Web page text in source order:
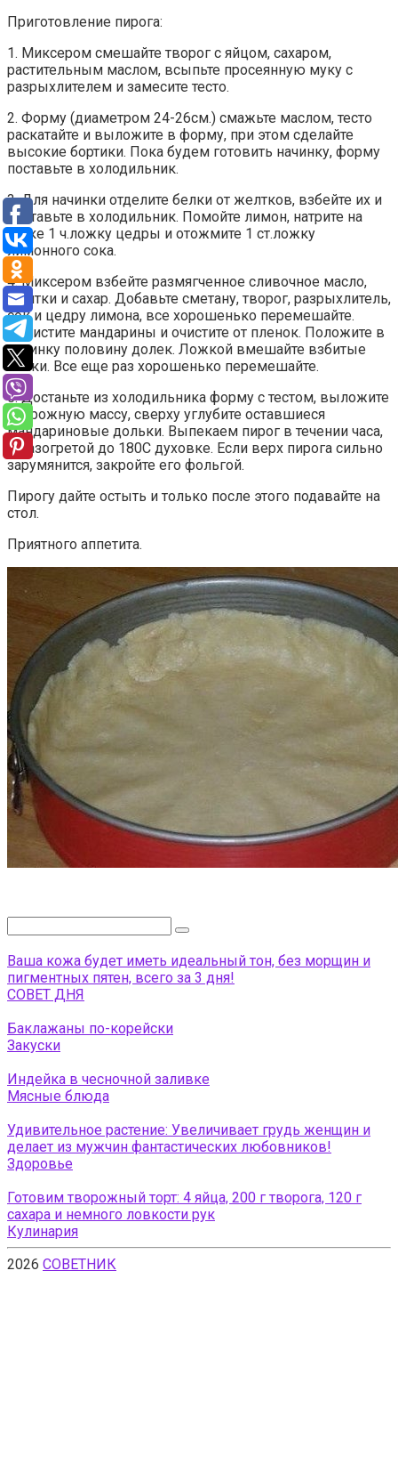
Приготовление пирога:
1. Миксером смешайте творог с яйцом, сахаром,
растительным маслом, всыпьте просеянную муку с
разрыхлителем и замесите тесто.
2. Форму (диаметром 24-26см.) смажьте маслом, тесто
раскатайте и выложите в форму, при этом сделайте
высокие бортики. Пока будем готовить начинку, форму
поставьте в холодильник.
3. Для начинки отделите белки от желтков, взбейте их и
поставьте в холодильник. Помойте лимон, натрите на
терке 1 ч.ложку цедры и отожмите 1 ст.ложку
лимонного сока.
4. Миксером взбейте размягченное сливочное масло,
желтки и сахар. Добавьте сметану, творог, разрыхлитель,
сок и цедру лимона, все хорошенько перемешайте.
Почистите мандарины и очистите от пленок. Положите в
начинку половину долек. Ложкой вмешайте взбитые
белки. Все еще раз хорошенько перемешайте.
5. Достаньте из холодильника форму с тестом, выложите
творожную массу, сверху углубите оставшиеся
мандариновые дольки. Выпекаем пирог в течении часа,
в разогретой до 180С духовке. Если верх пирога сильно
зарумянится, закройте его фольгой.
Пирогу дайте остыть и только после этого подавайте на
стол.
Приятного аппетита.
Ваша кожа будет иметь идеальный тон, без морщин и
пигментных пятен, всего за 3 дня!
СОВЕТ ДНЯ
Баклажаны по-корейски
Закуски
Индейка в чесночной заливке
Мясные блюда
Удивительное растение: Увеличивает грудь женщин и
делает из мужчин фантастических любовников!
Здоровье
Готовим творожный торт: 4 яйца, 200 г творога, 120 г
сахара и немного ловкости рук
Кулинария
2026 СОВЕТНИК